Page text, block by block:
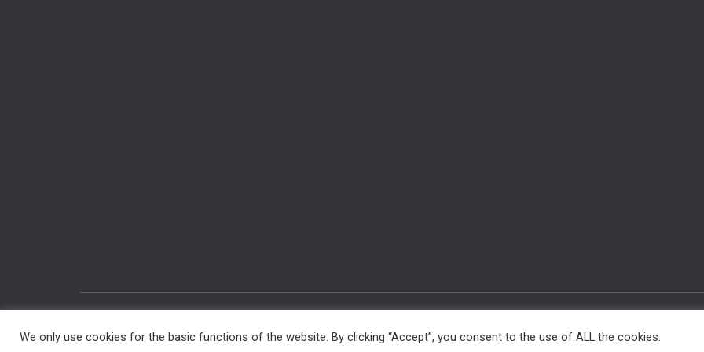
We only use cookies for the basic functions of the website. By clicking “Accept”, you consent to the use of ALL the cookies.